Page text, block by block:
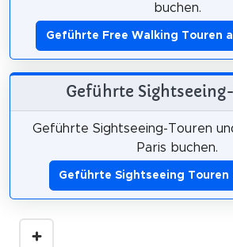
buchen.
Geführte Free Walking Touren
Geführte
Geführte Sightseeing-Touren
Paris buchen.
Geführte Sightseeing